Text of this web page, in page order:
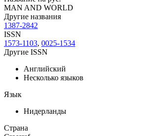
MAN AND WORLD
Другие названия
1387-2842
ISSN
1573-1103, 0025-1534
Другие ISSN
Английский
Несколько языков
Язык
Нидерланды
Страна